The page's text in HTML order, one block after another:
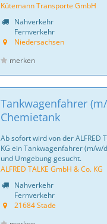
Kütemann Transporte GmbH
Nahverkehr
Fernverkehr
Niedersachsen
merken
Tankwagenfahrer
Chemietank
Ab sofort wird von der ALFRED
KG ein Tankwagenfahrer (m/w/
und Umgebung gesucht.
ALFRED TALKE GmbH & Co. KG
Nahverkehr
Fernverkehr
21684 Stade